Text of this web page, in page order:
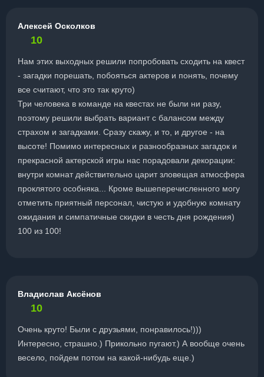
Алексей Осколков
10
Нам этих выходных решили попробовать сходить на квест
- загадки порешать, побояться актеров и понять, почему
все считают, что это так круто)
Три человека в команде на квестах не были ни разу,
поэтому решили выбрать вариант с балансом между
страхом и загадками. Сразу скажу, и то, и другое - на
высоте! Помимо интересных и разнообразных загадок и
прекрасной актерской игры нас порадовали декорации:
внутри комнат действительно царит зловещая атмосфера
проклятого особняка... Кроме вышеперечисленного могу
отметить приятный персонал, чистую и удобную комнату
ожидания и симпатичные скидки в честь дня рождения)
100 из 100!
Владислав Аксёнов
10
Очень круто! Были с друзьями, понравилось!)))
Интересно, страшно.) Прикольно пугают.) А вообще очень
весело, пойдем потом на какой-нибудь еще.)